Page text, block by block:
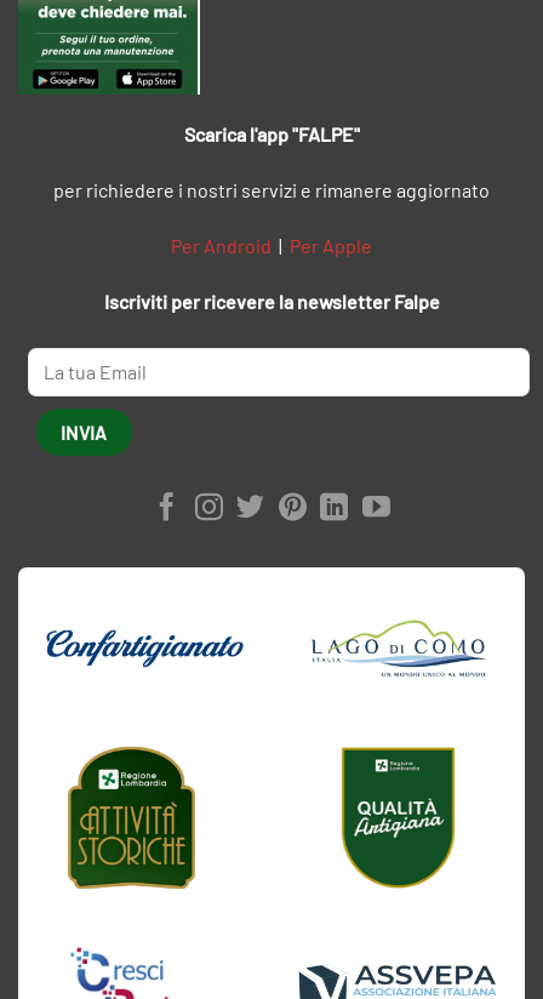
Scarica l'app "FALPE"
per richiedere i nostri servizi e rimanere aggiornato
Per Android | Per Apple
Iscriviti per ricevere la newsletter Falpe